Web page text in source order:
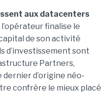
aux datacenters
l’opérateur finalise le
de son activité
d’investissement sont
Partners,
d’origine néo-
confrère le mieux placé